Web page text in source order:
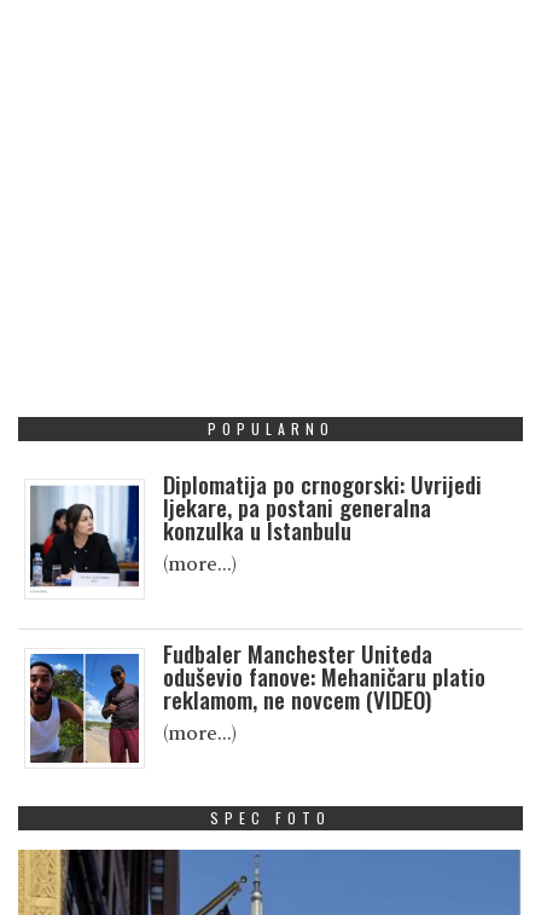
POPULARNO
Diplomatija po crnogorski: Uvrijedi
ljekare, pa postani generalna
konzulka u Istanbulu
(more…)
Fudbaler Manchester Uniteda
oduševio fanove: Mehaničaru platio
reklamom, ne novcem (VIDEO)
(more…)
SPEC FOTO